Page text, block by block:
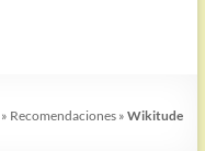
» Recomendaciones »Wikitude